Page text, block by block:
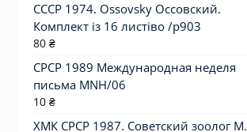
СССР 1974. Ossovsky Оссовский.
Комплект із 16 листіво /р903
80 ₴
СРСР 1989 Международная неделя
письма MNH/06
10 ₴
ХМК СРСР 1987. Советский зоолог М.